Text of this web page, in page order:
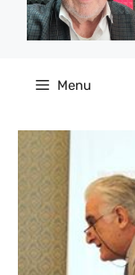
Menu